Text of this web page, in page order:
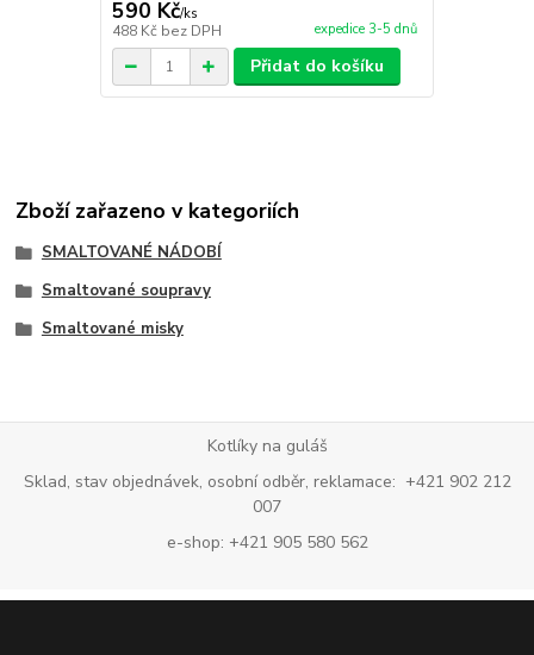
590 Kč/ks
488 Kč bez DPH expedice 3-5 dnů
Přidat do košíku
Zboží zařazeno v kategoriích
SMALTOVANÉ NÁDOBÍ
Smaltované soupravy
Smaltované misky
Kotlíky na guláš
Sklad, stav objednávek, osobní odběr, reklamace: +421 902 212
007
e-shop: +421 905 580 562